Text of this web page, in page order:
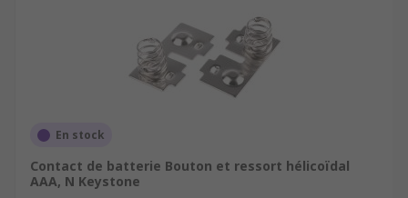
En stock
Contact de batterie Bouton et ressort hélicoïdal
AAA, N Keystone